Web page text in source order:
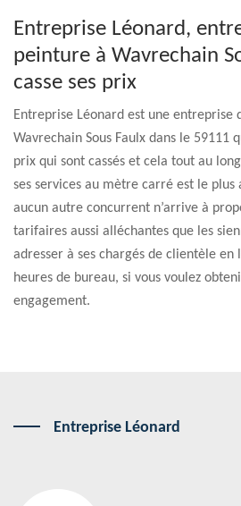
Entreprise Léonard,
peinture à Wavrechain
casse ses prix
Entreprise Léonard est une entreprise
Wavrechain Sous Faulx dans le 59111
prix qui sont cassés et cela tout au
ses services au mètre carré est le
aucun autre concurrent n’arrive à
tarifaires aussi alléchantes que les
adresser à ses chargés de clientèle en
heures de bureau, si vous voulez
engagement.
Entreprise Léonard